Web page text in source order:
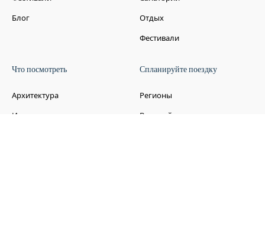
Блог Отдых
Фестивали
Что посмотреть
Архитектура
Исторические места
Спланируйте поездку
Регионы
Визовый справочник